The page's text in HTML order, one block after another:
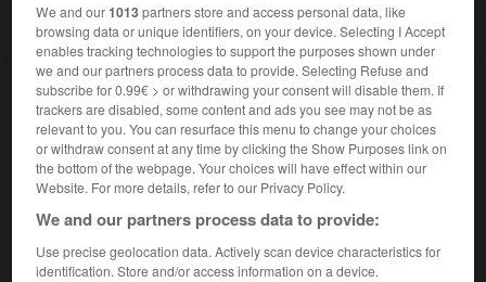
Accueil> Encyclopédie [personnage]>Pietro Trapassi dit
Metastasio en français Pierre Métastase
PietroTrapassi,ditMetastasio,
en français PierreMétastase
Poète italien (Rome 1698-Vienne 1782).
We and our1013partners store and access personal data, like
browsing data or unique identifiers, on your device. Selecting I Accept
enables tracking technologies to support the purposes shown under
we and our partners process data to provide. Selecting Refuse and
subscribe for 0.99€ > or withdrawing your consent will disable them. If
trackers are disabled, some content and ads you see may not be as
relevant to you. You can resurface this menu to change your choices
or withdraw consent at any time by clicking the Show Purposes link on
the bottom of the webpage. Your choices will have effect within our
Website. For more details, refer to our Privacy Policy.
We and our partners process data to provide:
Use precise geolocation data. Actively scan device characteristics for
identification. Store and/or access information on a device.